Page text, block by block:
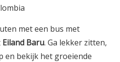
met een bus met
Eiland Baru. Ga lekker zitten,
en bekijk het groeiende